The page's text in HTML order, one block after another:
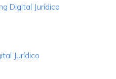
Digital Jurídico
Jurídico